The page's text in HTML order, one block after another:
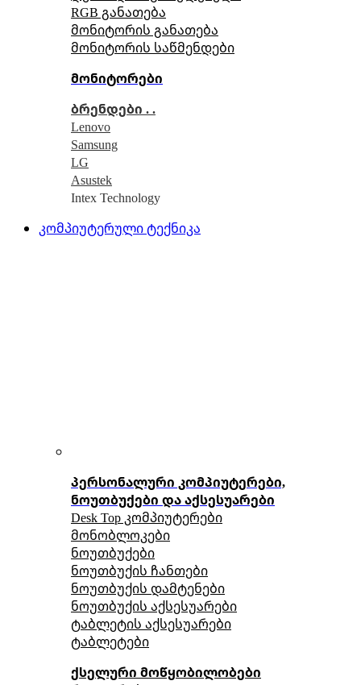
RGB განათება
მონიტორის განათება
მონიტორის საწმენდები
მონიტორები
ბრენდები . .
Lenovo
Samsung
LG
Asustek
Intex Technology
კომპიუტერული ტექნიკა
პერსონალური კომპიუტერები,
ნოუთბუქები და აქსესუარები
Desk Top კომპიუტერები
მონობლოკები
ნოუთბუქები
ნოუთბუქის ჩანთები
ნოუთბუქის დამტენები
ნოუთბუქის აქსესუარები
ტაბლეტის აქსესუარები
ტაბლეტები
ქსელური მოწყობილობები